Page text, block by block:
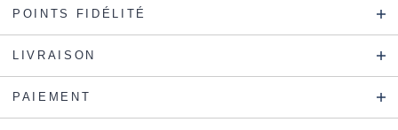
POINTS FIDÉLITÉ
LIVRAISON
PAIEMENT